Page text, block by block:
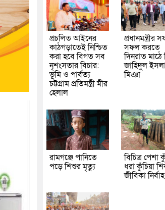
প্রচলিত আইনের
কাঠগড়াতেই নিশ্চিত
করা হবে বিগত সব
নৃশংসতার বিচার:
ভূমি ও পার্বত্য
চট্টগ্রাম প্রতিমন্ত্রী মীর
হেলাল
প্রধানমন্ত্রীর
সফল করতে
দিনরাত মাঠে
জাহিদুল
মিঞা
রামগঞ্জে পানিতে
পড়ে শিশুর মৃত্যু
বিচিত্র পেশা
ধরা কুঁচিয়া
জীবিকা নির্বাহ